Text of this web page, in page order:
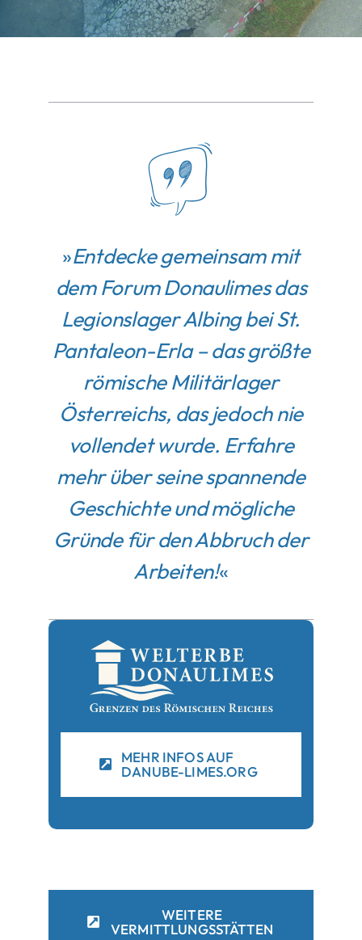
»Entdecke gemeinsam mit
dem Forum Donaulimes das
Legionslager Albing bei St.
Pantaleon-Erla – das größte
römische Militärlager
Österreichs, das jedoch nie
vollendet wurde. Erfahre
mehr über seine spannende
Geschichte und mögliche
Gründe für den Abbruch der
Arbeiten!«
MEHR INFOS AUF
DANUBE-LIMES.ORG
WEITERE
VERMITTLUNGSSTÄTTEN